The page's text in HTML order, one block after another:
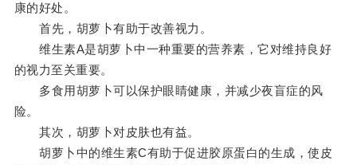
康的好处。
首先，胡萝卜有助于改善视力。
维生素A是胡萝卜中一种重要的营养素，它对维持良好
的视力至关重要。
多食用胡萝卜可以保护眼睛健康，并减少夜盲症的风
险。
其次，胡萝卜对皮肤也有益。
胡萝卜中的维生素C有助于促进胶原蛋白的生成，使皮